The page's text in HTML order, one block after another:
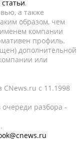
статьи,
а также
образом, чем
компании
профиль.
дополнительной
или
c 11.1998
разбора -